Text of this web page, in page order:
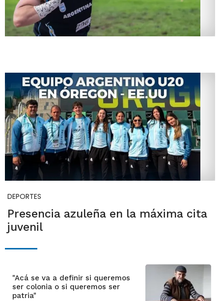
DEPORTES
Presencia azuleña en la máxima cita
juvenil
"Acá se va a definir si queremos
ser colonia o si queremos ser
patria"